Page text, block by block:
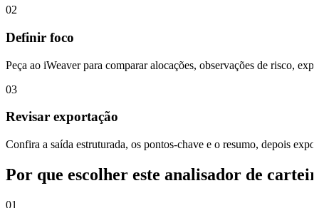
02
Definir foco
Peça ao iWeaver para comparar alocações, observações de risco,
03
Revisar exportação
Confira a saída estruturada, os pontos-chave e o resumo, depois
Por que escolher este analisador de
01